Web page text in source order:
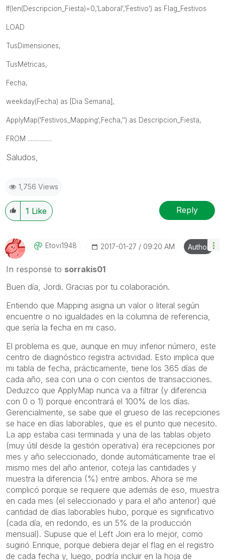
If(len(Descripcion_Fiesta)=0,'Laboral','Festivo') as Flag_Festivos
LOAD
TusDimensiones,
TusMétricas,
Fecha,
weekday(Fecha) as [Dia Semana],
ApplyMap('Festivos_Mapping',Fecha,'') as Descripcion_Fiesta,
FROM ................
Saludos,
1,756 Views
1 Like Reply
Etovi1948 ‎2017-01-27 09:20 AM Author
In response to sorrakis01
Buen día, Jordi. Gracias por tu colaboración.
Entiendo que Mapping asigna un valor o literal según
encuentre o no igualdades en la columna de referencia,
que sería la fecha en mi caso.
El problema es que, aunque en muy inferior número, este
centro de diagnóstico registra actividad. Esto implica que
mi tabla de fecha, prácticamente, tiene los 365 días de
cada año, sea con una o con cientos de transacciones.
Deduzco que ApplyMap nunca va a filtrar (y diferencia
con 0 o 1) porque encontrará el 100% de los días.
Gerencialmente, se sabe que el grueso de las recepciones
se hace en días laborables, que es el punto que necesito.
La app estaba casi terminada y una de las tablas objeto
(muy útil desde la gestión operativa) era recepciones por
mes y año seleccionado, donde automáticamente trae el
mismo mes del año anterior, coteja las cantidades y
muestra la diferencia (%) entre ambos. Ahora se me
complicó porque se requiere que además de eso, muestra
en cada mes (el seleccionado y para el año anterior) qué
cantidad de días laborables hubo, porque es significativo
(cada día, en redondo, es un 5% de la producción
mensual). Supuse que el Left Join era lo mejor, como
sugirió Enrique, porque debiera dejar el flag en el registro
de cada fecha y, luego, podría incluir en la hoja de